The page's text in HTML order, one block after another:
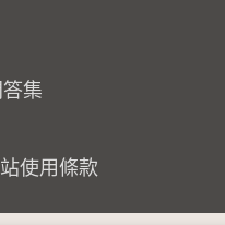
集
使用條款